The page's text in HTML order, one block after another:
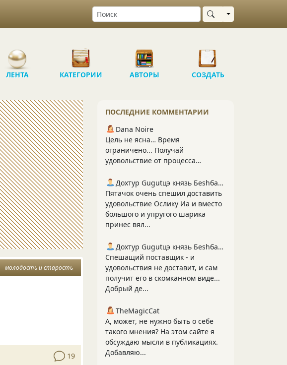
Выбрать область
ЛЕНТА КАТЕГОРИИ АВТОРЫ СОЗДАТЬ
молодость и старость
19
ПОСЛЕДНИЕ КОММЕНТАРИИ
Dana Noire
Цель не ясна… Время
ограничено... Получай
удовольствие от процесса…
Дохтур Gugutцэ князь Беshбармакоff
Пятачок очень спешил доставить
удовольствие Ослику Иа и вместо
большого и упругого шарика
принес вял...
Дохтур Gugutцэ князь Беshбармакоff
Спешащий поставщик - и
удовольствия не доставит, и сам
получит его в скомканном виде...
Добрый де...
TheMagicCat
А, может, не нужно быть о себе
такого мнения? На этом сайте я
обсуждаю мысли в публикациях.
Добавляю...